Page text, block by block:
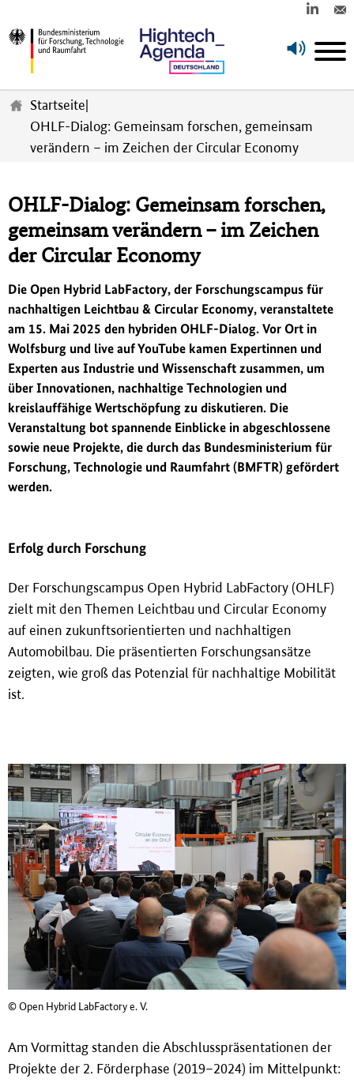
Startseite
OHLF-Dialog: Gemeinsam forschen, gemeinsam
verändern – im Zeichen der Circular Economy
OHLF-Dialog: Gemeinsam forschen,
gemeinsam verändern – im Zeichen
der Circular Economy
Die Open Hybrid LabFactory, der Forschungscampus für
nachhaltigen Leichtbau & Circular Economy, veranstaltete
am 15. Mai 2025 den hybriden OHLF-Dialog. Vor Ort in
Wolfsburg und live auf YouTube kamen Expertinnen und
Experten aus Industrie und Wissenschaft zusammen, um
über Innovationen, nachhaltige Technologien und
kreislauffähige Wertschöpfung zu diskutieren. Die
Veranstaltung bot spannende Einblicke in abgeschlossene
sowie neue Projekte, die durch das Bundesministerium für
Forschung, Technologie und Raumfahrt (BMFTR) gefördert
werden.
Erfolg durch Forschung
Der Forschungscampus Open Hybrid LabFactory (OHLF)
zielt mit den Themen Leichtbau und Circular Economy
auf einen zukunftsorientierten und nachhaltigen
Automobilbau. Die präsentierten Forschungsansätze
zeigten, wie groß das Potenzial für nachhaltige Mobilität
ist.
© Open Hybrid LabFactory e. V.
Am Vormittag standen die Abschlusspräsentationen der
Projekte der 2. Förderphase (2019–2024) im Mittelpunkt: